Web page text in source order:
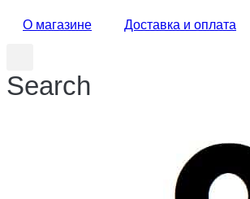
О магазине Доставка и оплата
Search